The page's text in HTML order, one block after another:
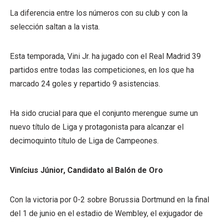
La diferencia entre los números con su club y con la
selección saltan a la vista.
Esta temporada, Vini Jr. ha jugado con el Real Madrid 39
partidos entre todas las competiciones, en los que ha
marcado 24 goles y repartido 9 asistencias.
Ha sido crucial para que el conjunto merengue sume un
nuevo título de Liga y protagonista para alcanzar el
decimoquinto título de Liga de Campeones.
Vinícius Júnior, Candidato al Balón de Oro
Con la victoria por 0-2 sobre Borussia Dortmund en la final
del 1 de junio en el estadio de Wembley, el exjugador de